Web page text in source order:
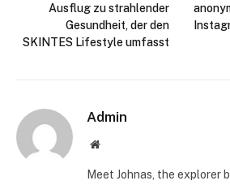
Ausflug zu strahlender
Gesundheit, der den
SKINTES Lifestyle umfasst
Admin
Website
Meet Johnas, the explorer